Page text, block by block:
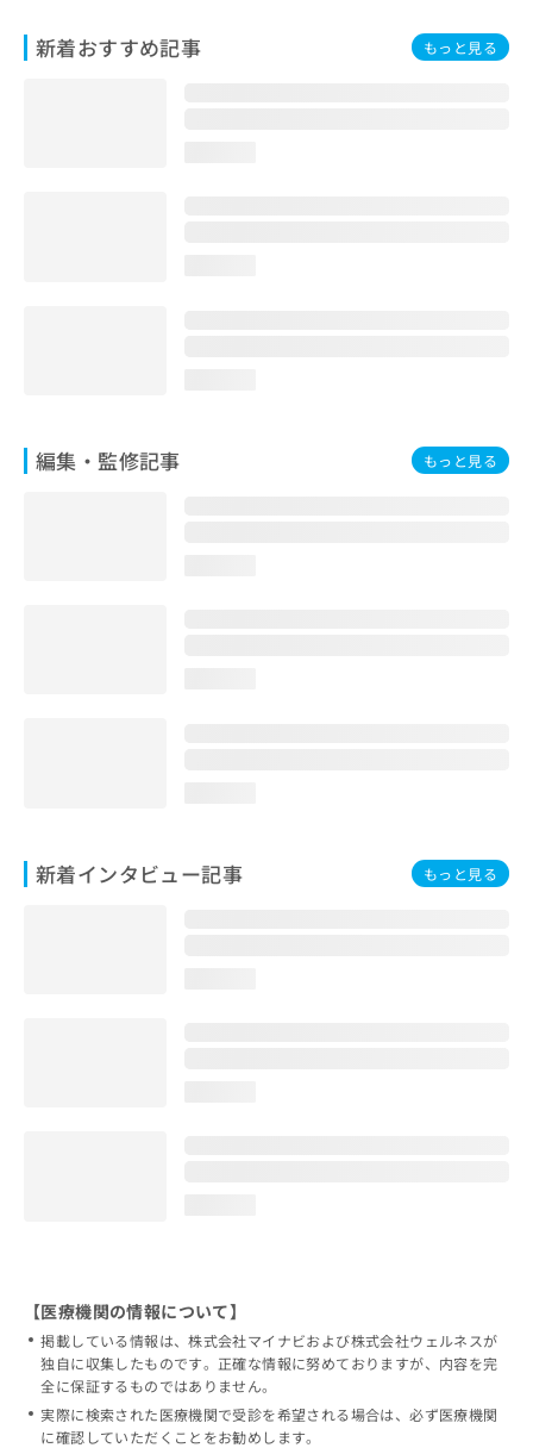
新着おすすめ記事 もっと見る
編集・監修記事 もっと見る
新着インタビュー記事 もっと見る
問
い
【医療機関の情報について】
掲載している情報は、株式会社マイナビおよび株式会社ウェルネスが
独自に収集したものです。正確な情報に努めておりますが、内容を完
全に保証するものではありません。
実際に検索された医療機関で受診を希望される場合は、必ず医療機関
に確認していただくことをお勧めします。